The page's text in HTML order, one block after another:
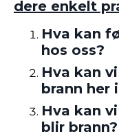
dere enkelt
Hva kan
hos oss?
Hva kan
brann her
Hva kan
blir brann?